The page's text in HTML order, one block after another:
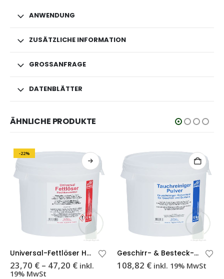
ANWENDUNG
ZUSÄTZLICHE INFORMATION
GROSSANFRAGE
DATENBLÄTTER
ÄHNLICHE PRODUKTE
-22%
Universal-Fettlöser Hochkonzentrat Paste
23,70 € – 47,20 €Preisspanne:
inkl.
19% MwSt
Geschirr- & Besteck-Tauchreiniger
108,82 € inkl. 19% MwSt